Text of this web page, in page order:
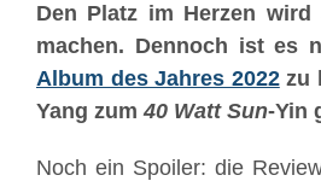
Den Platz im Herzen
machen. Dennoch ist es
Album des Jahres 2022zu
Yang zum40 Watt Sun-Yin
Noch ein Spoiler: die